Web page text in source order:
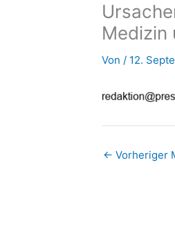
Medizin
Von / 12.
← Vorheriger